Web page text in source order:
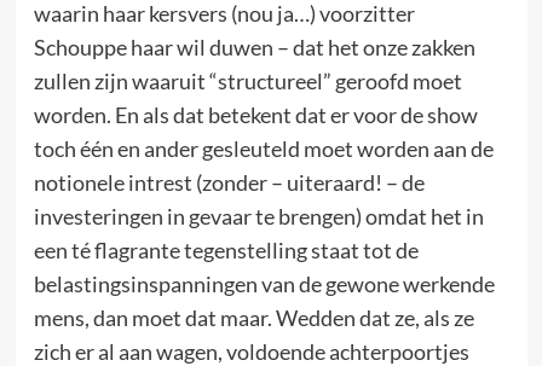
waarin haar kersvers (nou ja…) voorzitter
Schouppe haar wil duwen – dat het onze zakken
zullen zijn waaruit “structureel” geroofd moet
worden. En als dat betekent dat er voor de show
toch één en ander gesleuteld moet worden aan de
notionele intrest (zonder – uiteraard! – de
investeringen in gevaar te brengen) omdat het in
een té flagrante tegenstelling staat tot de
belastingsinspanningen van de gewone werkende
mens, dan moet dat maar. Wedden dat ze, als ze
zich er al aan wagen, voldoende achterpoortjes